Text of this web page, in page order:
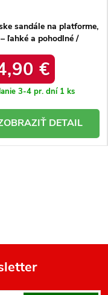
sandále na platforme,
ľahké a pohodlné /
€
3-4 pr. dní 1 ks
DETAIL